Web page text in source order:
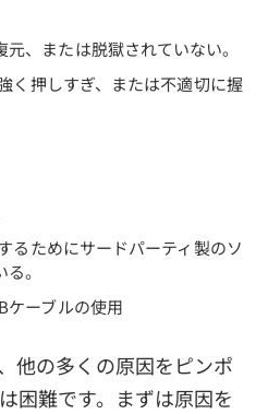
、または脱獄されていない。
く押しすぎ、または不適切に握
るためにサードパーティ製のソ
。
ケーブルの使用
他の多くの原因をピンポ
困難です。まずは原因を